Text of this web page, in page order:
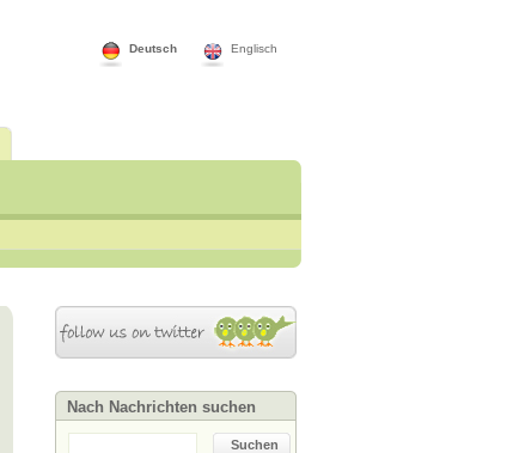
Englisch
Deutsch
Nach Nachrichten suchen
Suchen